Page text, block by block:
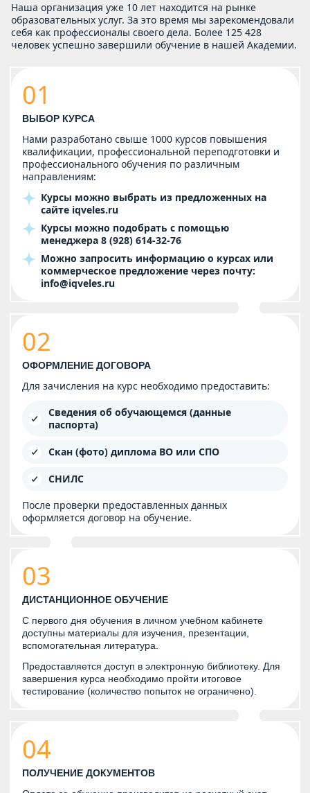
Наша организация уже 10 лет находится на рынке
образовательных услуг. За это время мы зарекомендовали
себя как профессионалы своего дела. Более 125 428
человек успешно завершили обучение в нашей Академии.
01
ВЫБОР КУРСА
Нами разработано свыше 1000 курсов повышения
квалификации, профессиональной переподготовки и
профессионального обучения по различным
направлениям:
Курсы можно выбрать из предложенных на
сайте iqveles.ru
Курсы можно подобрать с помощью
менеджера 8 (928) 614-32-76
Можно запросить информацию о курсах или
коммерческое предложение через почту:
info@iqveles.ru
02
ОФОРМЛЕНИЕ ДОГОВОРА
Для зачисления на курс необходимо предоставить:
Сведения об обучающемся (данные
паспорта)
Скан (фото) диплома ВО или СПО
СНИЛС
После проверки предоставленных данных
оформляется договор на обучение.
03
ДИСТАНЦИОННОЕ ОБУЧЕНИЕ
С первого дня обучения в личном учебном кабинете
доступны материалы для изучения, презентации,
вспомогательная литература.
Предоставляется доступ в электронную библиотеку. Для
завершения курса необходимо пройти итоговое
тестирование (количество попыток не ограничено).
04
ПОЛУЧЕНИЕ ДОКУМЕНТОВ